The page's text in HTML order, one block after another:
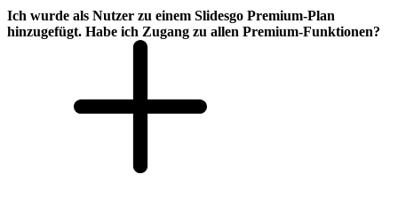
Ich wurde als Nutzer zu einem Slidesgo Premium-Plan
hinzugefügt. Habe ich Zugang zu allen Premium-Funktionen?